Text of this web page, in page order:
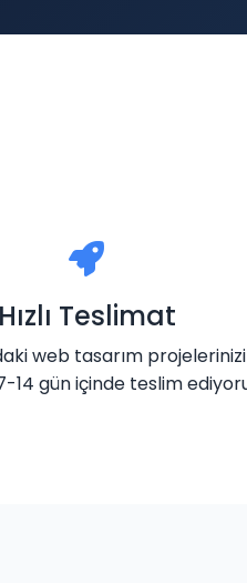
Hızlı Teslimat
web tasarım projelerinizi
14 gün içinde teslim